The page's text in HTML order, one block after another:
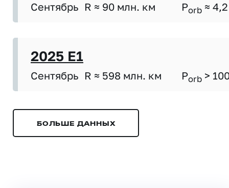
Сентябрь R ≈ 90 млн. км Porb ≈ 4,2
2025 E1
Сентябрь R ≈ 598 млн. км Porb >
БОЛЬШЕ ДАННЫХ